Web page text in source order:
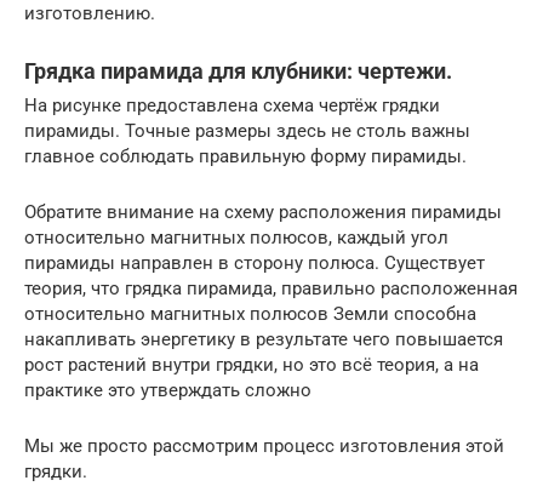
изготовлению.
Грядка пирамида для клубники: чертежи.
На рисунке предоставлена схема чертёж грядки
пирамиды. Точные размеры здесь не столь важны
главное соблюдать правильную форму пирамиды.
Обратите внимание на схему расположения пирамиды
относительно магнитных полюсов, каждый угол
пирамиды направлен в сторону полюса. Существует
теория, что грядка пирамида, правильно расположенная
относительно магнитных полюсов Земли способна
накапливать энергетику в результате чего повышается
рост растений внутри грядки, но это всё теория, а на
практике это утверждать сложно
Мы же просто рассмотрим процесс изготовления этой
грядки.